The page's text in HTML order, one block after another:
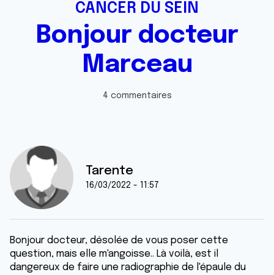
CANCER DU SEIN
Bonjour docteur
Marceau
4 commentaires
Tarente
16/03/2022 - 11:57
Bonjour docteur, désolée de vous poser cette
question, mais elle m'angoisse.. Là voilà, est il
dangereux de faire une radiographie de l'épaule du